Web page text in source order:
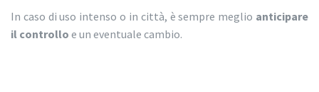
In caso di uso intenso o in città, è sempre meglio anticipare
il controllo e un eventuale cambio.